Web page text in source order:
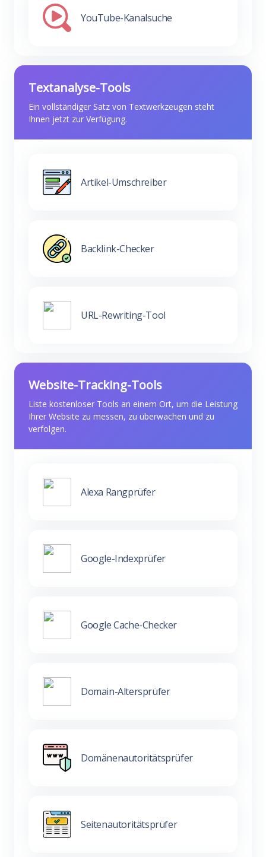
YouTube-Kanalsuche
Textanalyse-Tools
Ein vollständiger Satz von Textwerkzeugen steht
Ihnen jetzt zur Verfügung.
Artikel-Umschreiber
Backlink-Checker
URL-Rewriting-Tool
Website-Tracking-Tools
Liste kostenloser Tools an einem Ort, um die Leistung
Ihrer Website zu messen, zu überwachen und zu
verfolgen.
Alexa Rangprüfer
Google-Indexprüfer
Google Cache-Checker
Domain-Altersprüfer
Domänenautoritätsprüfer
Seitenautoritätsprüfer